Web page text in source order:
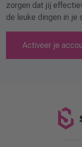
zorgen dat jij
de leuke dingen in je
Activeer je